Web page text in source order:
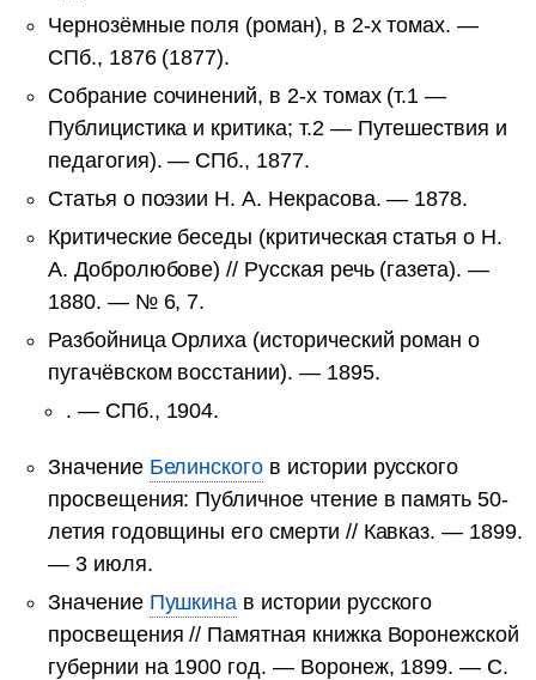
Чернозёмные поля (роман), в 2-х томах. —
СПб., 1876 (1877).
Собрание сочинений, в 2-х томах (т.1 —
Публицистика и критика; т.2 — Путешествия и
педагогия). — СПб., 1877.
Статья о поэзии Н. А. Некрасова. — 1878.
Критические беседы (критическая статья о Н.
А. Добролюбове) // Русская речь (газета). —
1880. — № 6, 7.
Разбойница Орлиха (исторический роман о
пугачёвском восстании). — 1895.
. — СПб., 1904.
Значение Белинского в истории русского
просвещения: Публичное чтение в память 50-
летия годовщины его смерти // Кавказ. — 1899.
— 3 июля.
Значение Пушкина в истории русского
просвещения // Памятная книжка Воронежской
губернии на 1900 год. — Воронеж, 1899. — С.